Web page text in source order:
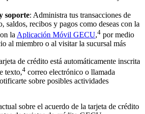
soporte: Administra tus transacciones de
saldos, recibos y pagos como deseas con la
la Aplicación Móvil GECU,4 por medio
al miembro o al visitar la sucursal más
de crédito está automáticamente inscrita
texto,4 correo electrónico o llamada
sobre posibles actividades
sobre el acuerdo de la tarjeta de crédito